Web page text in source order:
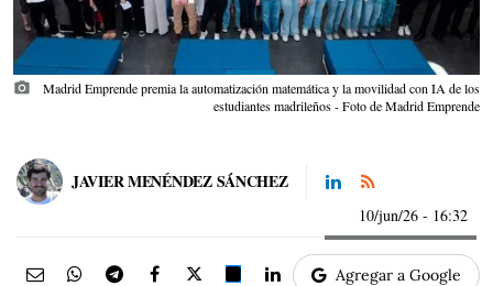
photo_camera
Madrid Emprende premia la automatización matemática y la movilidad con IA de los
estudiantes madrileños - Foto de Madrid Emprende
JAVIER MENÉNDEZ SÁNCHEZ
10/jun/26 - 16:32
Agregar a Google